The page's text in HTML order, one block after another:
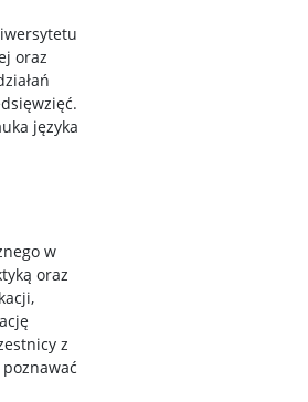
oraz
języka
w
oraz
z